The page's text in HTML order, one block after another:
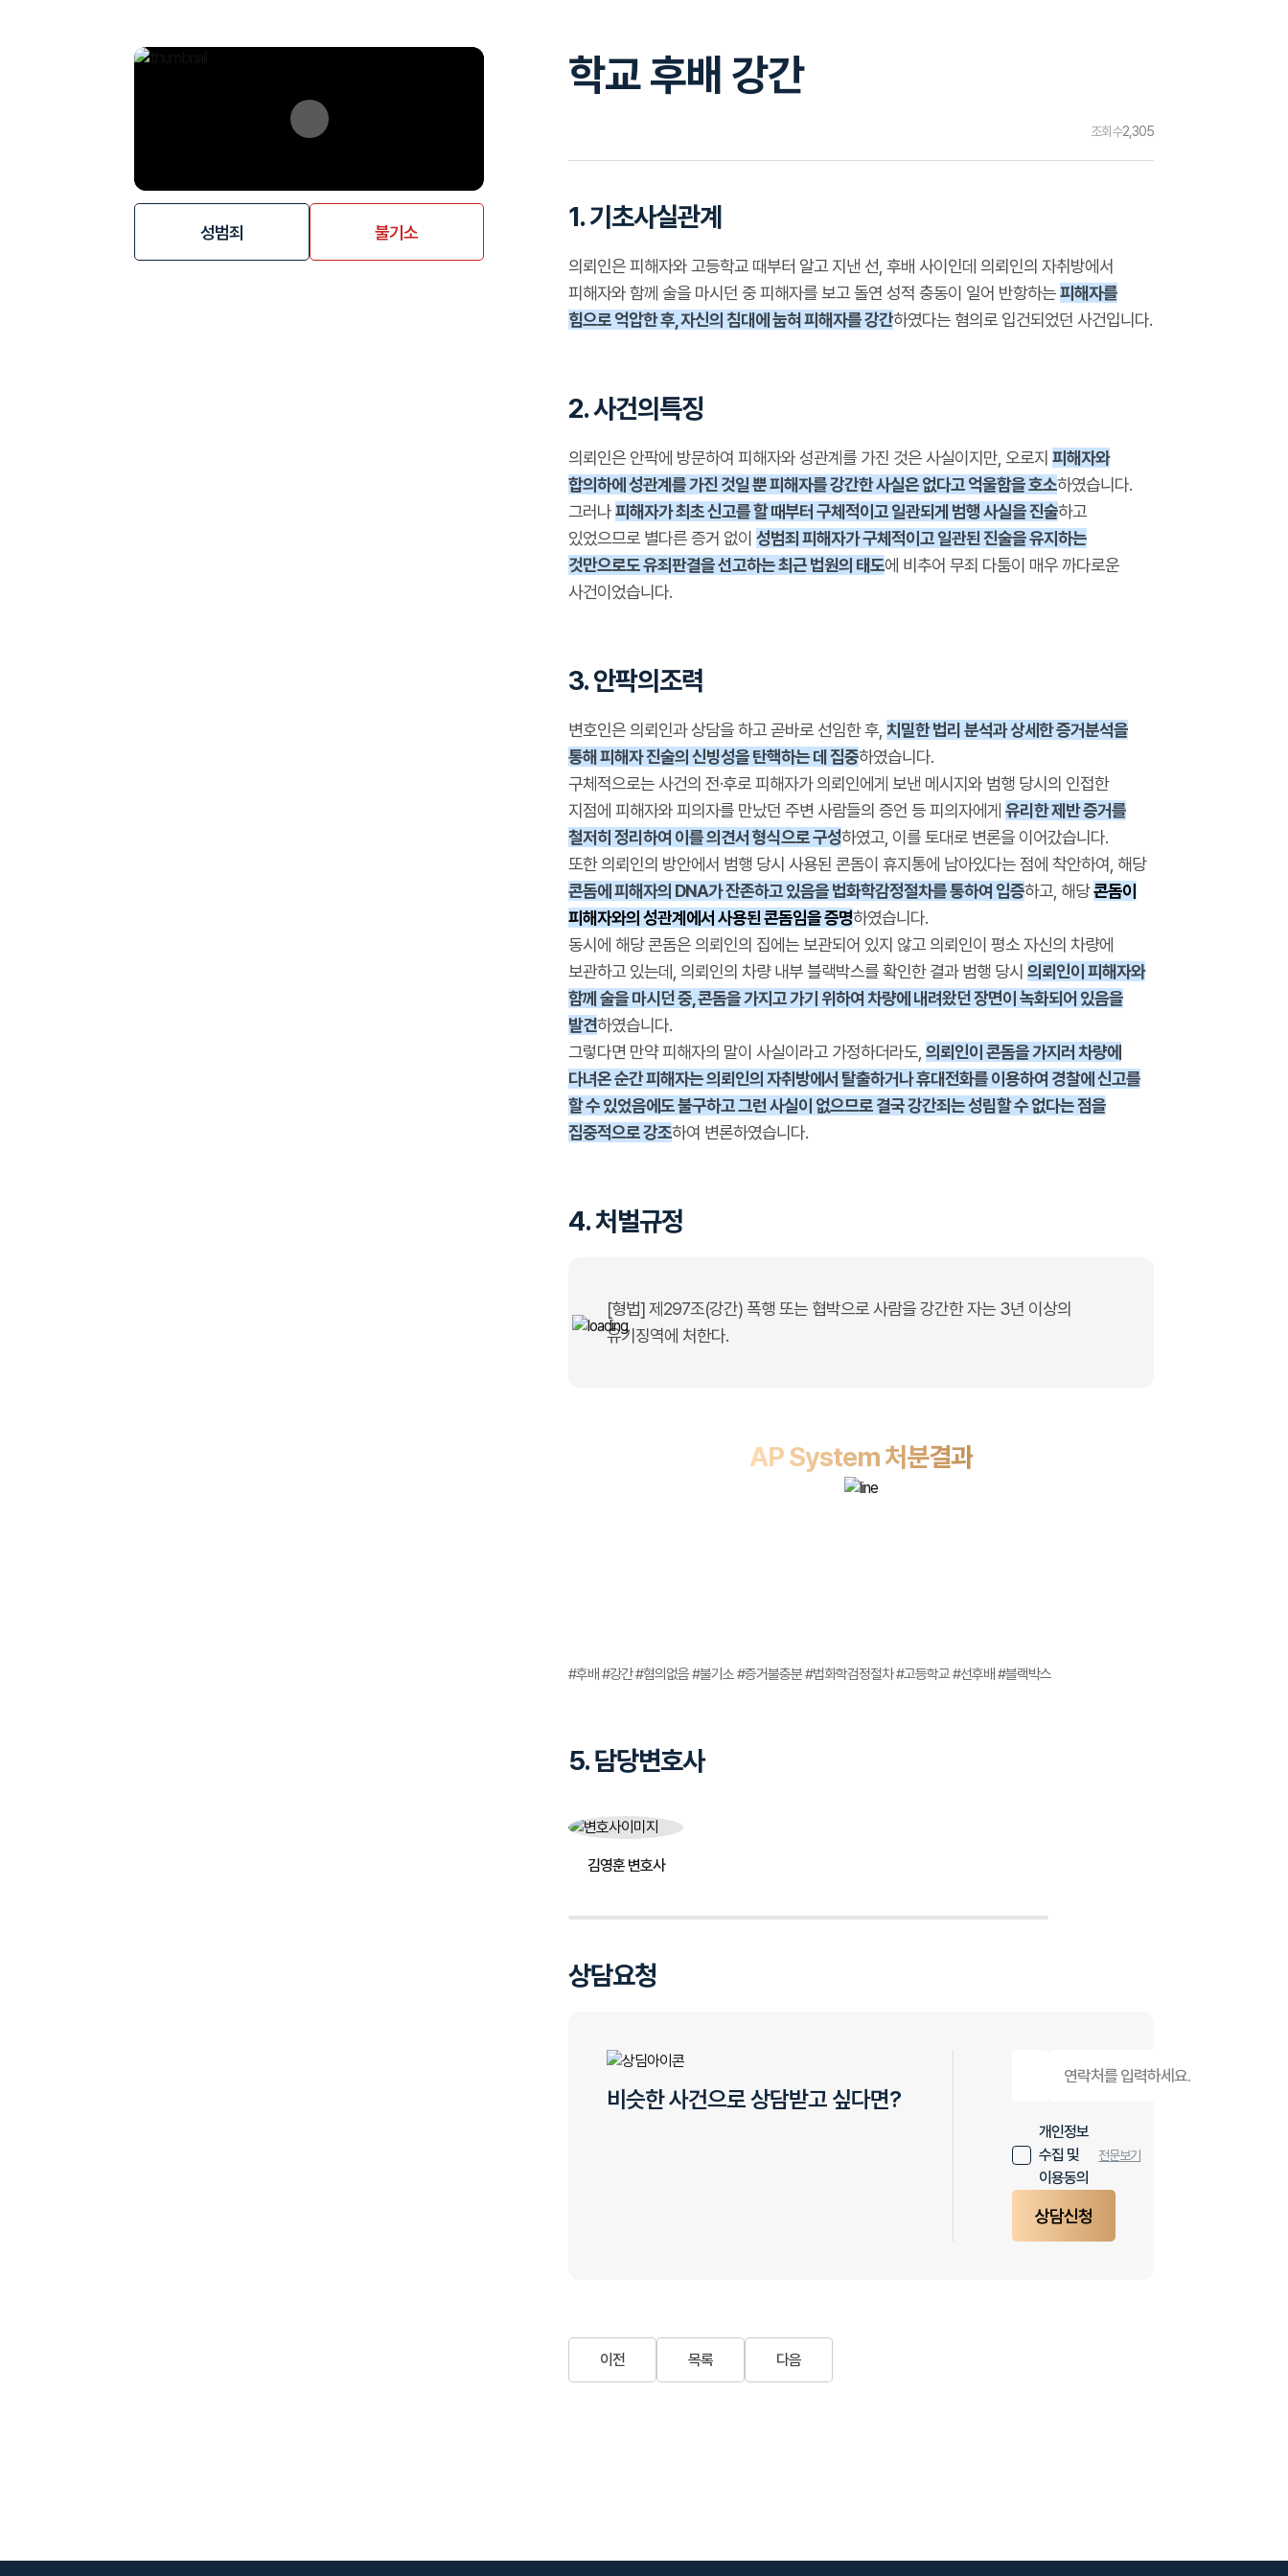
성범죄 불기소
학교 후배 강간
조회수2,305
1. 기초사실관계
의뢰인은 피해자와 고등학교 때부터 알고 지낸 선, 후배 사이인데 의뢰인의 자취방에서
피해자와 함께 술을 마시던 중 피해자를 보고 돌연 성적 충동이 일어 반항하는피해자를
힘으로 억압한 후, 자신의 침대에 눕혀 피해자를 강간하였다는 혐의로 입건되었던 사건입니다.
2. 사건의특징
의뢰인은 안팍에 방문하여 피해자와 성관계를 가진 것은 사실이지만, 오로지 피해자와
합의하에 성관계를 가진 것일 뿐 피해자를 강간한 사실은 없다고 억울함을 호소하였습니다.
그러나피해자가 최초 신고를 할 때부터 구체적이고 일관되게 범행 사실을 진술하고
있었으므로 별다른 증거 없이 성범죄 피해자가 구체적이고 일관된 진술을 유지하는
것만으로도 유죄판결을 선고하는 최근 법원의 태도에 비추어 무죄 다툼이 매우 까다로운
사건이었습니다.
3. 안팍의조력
변호인은 의뢰인과 상담을 하고 곧바로 선임한 후, 치밀한 법리 분석과 상세한 증거분석을
통해 피해자 진술의 신빙성을 탄핵하는 데 집중하였습니다.
구체적으로는 사건의 전·후로 피해자가 의뢰인에게 보낸 메시지와 범행 당시의 인접한
지점에 피해자와 피의자를 만났던 주변 사람들의 증언 등 피의자에게 유리한 제반 증거를
철저히 정리하여 이를 의견서 형식으로 구성하였고, 이를 토대로 변론을 이어갔습니다.
또한 의뢰인의 방안에서 범행 당시 사용된 콘돔이 휴지통에 남아있다는 점에 착안하여, 해당
콘돔에 피해자의 DNA가 잔존하고 있음을 법화학감정절차를 통하여 입증하고, 해당콘돔이
피해자와의 성관계에서 사용된 콘돔임을 증명하였습니다.
동시에 해당 콘돔은 의뢰인의 집에는 보관되어 있지 않고 의뢰인이 평소 자신의 차량에
보관하고 있는데, 의뢰인의 차량 내부 블랙박스를 확인한 결과 범행 당시 의뢰인이 피해자와
함께 술을 마시던 중, 콘돔을 가지고 가기 위하여 차량에 내려왔던 장면이 녹화되어 있음을
발견하였습니다.
그렇다면 만약 피해자의 말이 사실이라고 가정하더라도, 의뢰인이 콘돔을 가지러 차량에
다녀온 순간 피해자는 의뢰인의 자취방에서 탈출하거나 휴대전화를 이용하여 경찰에 신고를
할 수 있었음에도 불구하고 그런 사실이 없으므로 결국 강간죄는 성립할 수 없다는 점을
집중적으로 강조하여 변론하였습니다.
4. 처벌규정
[형법] 제297조(강간) 폭행 또는 협박으로 사람을 강간한 자는 3년 이상의
유기징역에 처한다.
AP System 처분결과
#후배 #강간 #혐의없음 #불기소 #증거불충분 #법화학검정절차 #고등학교 #선후배 #블랙박스
5. 담당변호사
김영훈 변호사
상담요청
비슷한 사건으로 상담받고 싶다면?
개인정보
수집 및
이용동의
전문보기
상담신청
이전 목록 다음